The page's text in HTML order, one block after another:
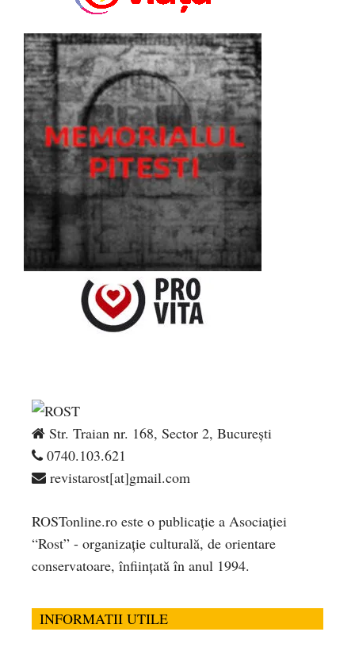
Str. Traian nr. 168, Sector 2, București
0740.103.621
revistarost[at]gmail.com
ROSTonline.ro este o publicaţie a Asociaţiei
“Rost” - organizaţie culturală, de orientare
conservatoare, înfiinţată în anul 1994.
INFORMATII UTILE